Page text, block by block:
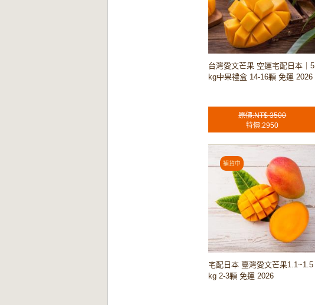
台灣愛文芒果 空運宅配日本｜5
kg中果禮盒 14-16顆 免運 2026
原價:NT$ 3500
特價:2950
宅配日本 臺灣愛文芒果1.1~1.5
kg 2-3顆 免運 2026